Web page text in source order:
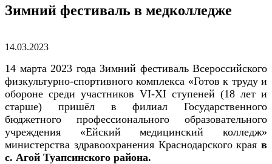
Перейти
к
Зимний фестиваль в медколледже
Опубликовано
14.03.2023
14 марта 2023 года Зимний фестиваль Всероссийского
физкультурно-спортивного комплекса «Готов к труду и
обороне среди участников VI-XI ступеней (18 лет и
старше) пришёл в филиал Государственного
бюджетного профессионального образовательного
учреждения «Ейский медицинский колледж»
министерства здравоохранения Краснодарского края в
с. Агой Туапсинского района.